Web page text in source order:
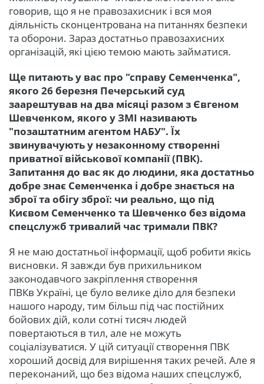
говорив, що я не правозахисник і вся моя
діяльність сконцентрована на питаннях безпеки
та оборони. Зараз достатньо правозахисних
організацій, які цією темою мають займатися.
Ще питають у вас про "справу Семенченка",
якого 26 березня Печерський суд
заарештував на два місяці разом з Євгеном
Шевченком, якого у ЗМІ називають
"позаштатним агентом НАБУ". Їх
звинувачують у незаконному створенні
приватної військової компанії (ПВК).
Запитання до вас як до людини, яка достатньо
добре знає Семенченка і добре знається на
зброї та обігу зброї: чи реально, що під
Києвом Семенченко та Шевченко без відома
спецслужб тривалий час тримали ПВК?
Я не маю достатньої інформації, щоб робити якісь
висновки. Я завжди був прихильником
законодавчого закріплення створення
ПВКв Україні, це було велике діло для безпеки
нашого народу, тим більш під час постійних
бойових дій, коли сотні тисяч людей
повертаються в тил, але не можуть
соціалізуватися. У цій ситуації створення ПВК
хороший досвід для вирішення таких речей. Але я
переконаний, що без відома наших спецслужб,